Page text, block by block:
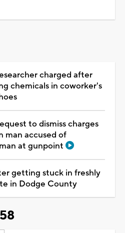
charged after
chemicals in coworker's
to dismiss charges
man accused of
at gunpoint
getting stuck in freshly
in Dodge County